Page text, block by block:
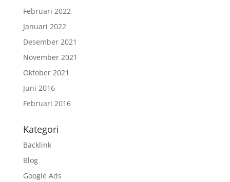
Februari 2022
Januari 2022
Desember 2021
November 2021
Oktober 2021
Juni 2016
Februari 2016
Kategori
Backlink
Blog
Google Ads